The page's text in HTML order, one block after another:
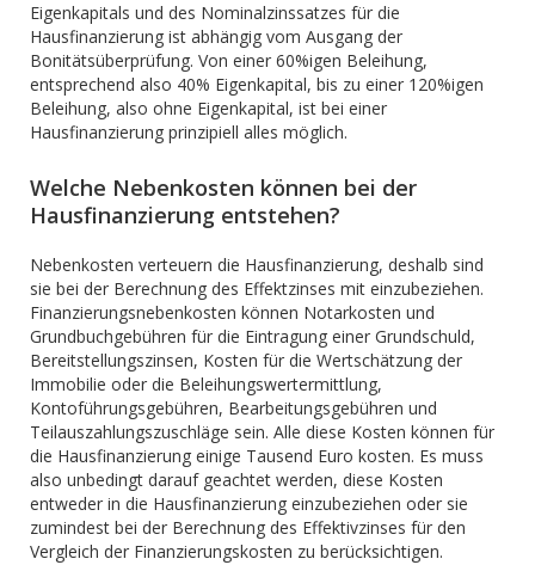
Eigenkapitals und des Nominalzinssatzes für die
Hausfinanzierung ist abhängig vom Ausgang der
Bonitätsüberprüfung. Von einer 60%igen Beleihung,
entsprechend also 40% Eigenkapital, bis zu einer 120%igen
Beleihung, also ohne Eigenkapital, ist bei einer
Hausfinanzierung prinzipiell alles möglich.
Welche Nebenkosten können bei der
Hausfinanzierung entstehen?
Nebenkosten verteuern die Hausfinanzierung, deshalb sind
sie bei der Berechnung des Effektzinses mit einzubeziehen.
Finanzierungsnebenkosten können Notarkosten und
Grundbuchgebühren für die Eintragung einer Grundschuld,
Bereitstellungszinsen, Kosten für die Wertschätzung der
Immobilie oder die Beleihungswertermittlung,
Kontoführungsgebühren, Bearbeitungsgebühren und
Teilauszahlungszuschläge sein. Alle diese Kosten können für
die Hausfinanzierung einige Tausend Euro kosten. Es muss
also unbedingt darauf geachtet werden, diese Kosten
entweder in die Hausfinanzierung einzubeziehen oder sie
zumindest bei der Berechnung des Effektivzinses für den
Vergleich der Finanzierungskosten zu berücksichtigen.